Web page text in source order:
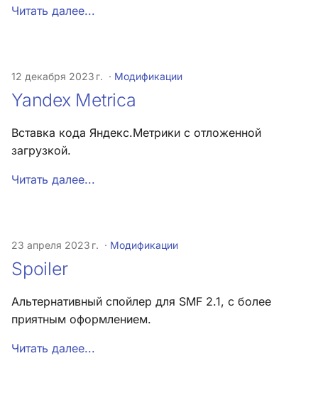
Список всех хуков SMF
3.0
Читать далее...
12 декабря 2023 г. Модификации
Yandex Metrica
Вставка кода Яндекс.Метрики с отложенной
загрузкой.
Читать далее...
23 апреля 2023 г. Модификации
Spoiler
Альтернативный спойлер для SMF 2.1, с более
приятным оформлением.
Читать далее...